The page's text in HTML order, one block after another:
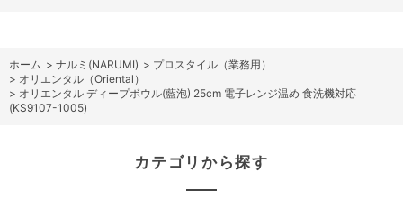
ホーム > ナルミ(NARUMI) > プロスタイル（業務用）
> オリエンタル（Oriental）
> オリエンタル ディープボウル(藍泡) 25cm 電子レンジ温め 食洗機対応
(KS9107-1005)
カテゴリから探す